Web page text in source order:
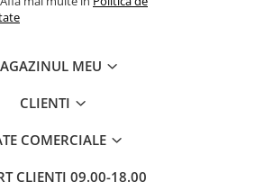
MEU
CLIENTI
COMERCIALE
CLIENTI 09.00-18.00